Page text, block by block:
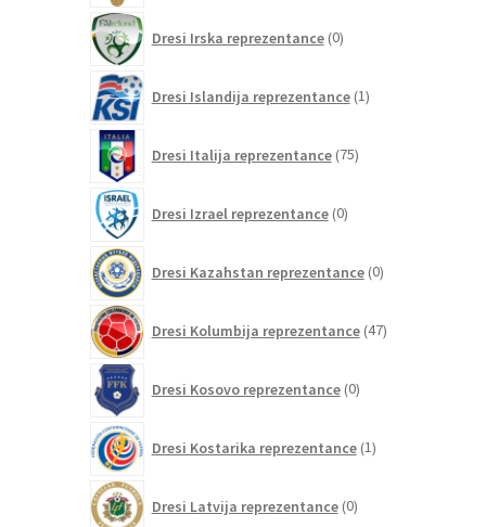
Dresi Irska reprezentance 0izdelkov
Dresi Islandija reprezentance 1izdelek
Dresi Italija reprezentance 75izdelkov
Dresi Izrael reprezentance 0izdelkov
Dresi Kazahstan reprezentance 0izdelkov
Dresi Kolumbija reprezentance 47izdelkov
Dresi Kosovo reprezentance 0izdelkov
Dresi Kostarika reprezentance 1izdelek
Dresi Latvija reprezentance 0izdelkov